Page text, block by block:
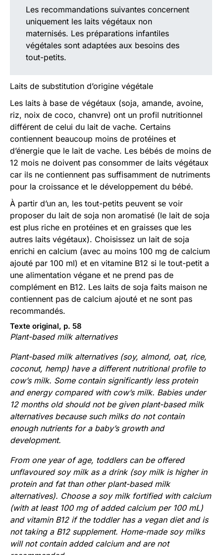
Les recommandations suivantes concernent
uniquement les laits végétaux non
maternisés. Les préparations infantiles
végétales sont adaptées aux besoins des
tout-petits.
Laits de substitution d’origine végétale
Les laits à base de végétaux (soja, amande, avoine,
riz, noix de coco, chanvre) ont un profil nutritionnel
différent de celui du lait de vache. Certains
contiennent beaucoup moins de protéines et
d’énergie que le lait de vache. Les bébés de moins de
12 mois ne doivent pas consommer de laits végétaux
car ils ne contiennent pas suffisamment de nutriments
pour la croissance et le développement du bébé.
À partir d’un an, les tout-petits peuvent se voir
proposer du lait de soja non aromatisé (le lait de soja
est plus riche en protéines et en graisses que les
autres laits végétaux). Choisissez un lait de soja
enrichi en calcium (avec au moins 100 mg de calcium
ajouté par 100 ml) et en vitamine B12 si le tout-petit a
une alimentation végane et ne prend pas de
complément en B12. Les laits de soja faits maison ne
contiennent pas de calcium ajouté et ne sont pas
recommandés.
Texte original, p. 58
Plant-based milk alternatives
Plant-based milk alternatives (soy, almond, oat, rice,
coconut, hemp) have a different nutritional profile to
cow’s milk. Some contain significantly less protein
and energy compared with cow’s milk. Babies under
12 months old should not be given plant-based milk
alternatives because such milks do not contain
enough nutrients for a baby’s growth and
development.
From one year of age, toddlers can be offered
unflavoured soy milk as a drink (soy milk is higher in
protein and fat than other plant-based milk
alternatives). Choose a soy milk fortified with calcium
(with at least 100 mg of added calcium per 100 mL)
and vitamin B12 if the toddler has a vegan diet and is
not taking a B12 supplement. Home-made soy milks
will not contain added calcium and are not